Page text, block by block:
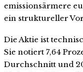
emissionsärmere
ein struktureller
Die Aktie ist
Sie notiert 7,64
Durchschnitt und